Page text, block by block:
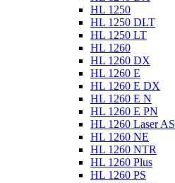
HL 1250
HL 1250 DLT
HL 1250 LT
HL 1260
HL 1260 DX
HL 1260 E
HL 1260 E DX
HL 1260 E N
HL 1260 E PN
HL 1260 Laser AS
HL 1260 NE
HL 1260 NTR
HL 1260 Plus
HL 1260 PS